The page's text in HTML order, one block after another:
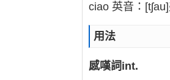
ciao 英音：
用法
感嘆詞int.